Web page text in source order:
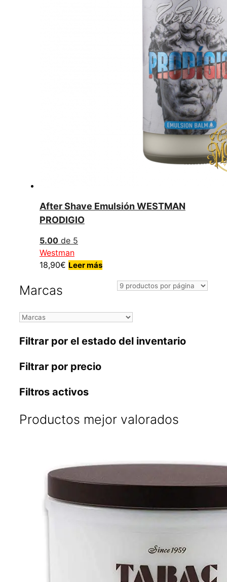
After Shave Emulsión WESTMAN
PRODIGIO
5.00 de 5
Westman
18,90€ Leer más
Marcas
Filtrar por el estado del inventario
Filtrar por precio
Filtros activos
Productos mejor valorados